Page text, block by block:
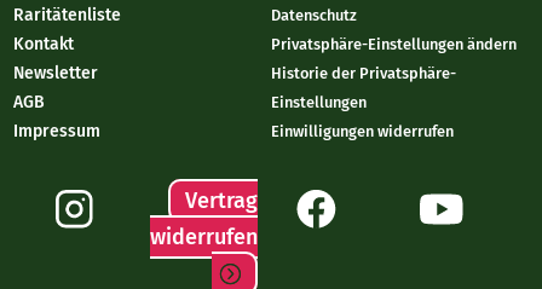
Raritätenliste
Kontakt
Newsletter
AGB
Impressum
Datenschutz
Privatsphäre-Einstellungen ändern
Historie der Privatsphäre-
Einstellungen
Einwilligungen widerrufen
Vertrag
widerrufen